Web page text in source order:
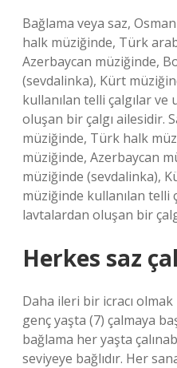
Bağlama veya saz,
halk müziğinde, Türk
Azerbaycan müziğinde,
(sevdalinka), Kürt
kullanılan telli çalgılar ve
oluşan bir çalgı ailesidir.
müziğinde, Türk halk
müziğinde, Azerbaycan
müziğinde (sevdalinka),
müziğinde kullanılan telli
lavtalardan oluşan bir
Herkes saz
Daha ileri bir icracı
genç yaşta (7) çalmaya
bağlama her yaşta
seviyeye bağlıdır. Her